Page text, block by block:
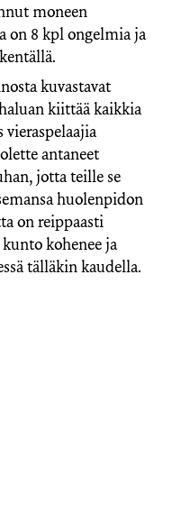
moneen
on 8 kpl ongelmia ja
kuvastavat
kiittää kaikkia
vieraspelaajia
antaneet
jotta teille se
huolenpidon
on reippaasti
kohenee ja
tälläkin kaudella.